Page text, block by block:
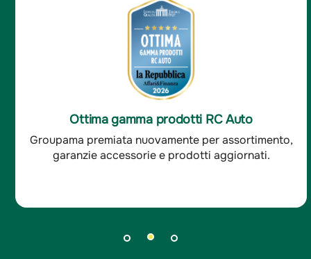
Ottima gamma prodotti RC Auto
Groupama premiata nuovamente per assortimento,
garanzie accessorie e prodotti aggiornati.